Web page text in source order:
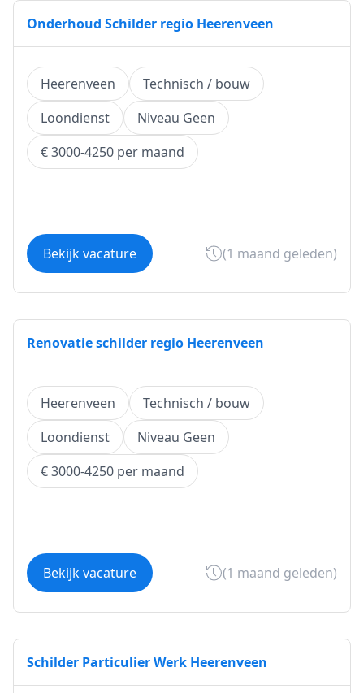
Onderhoud Schilder regio Heerenveen
Heerenveen
Technisch / bouw
Loondienst
Niveau Geen
€ 3000-4250 per maand
Bekijk vacature (1 maand geleden)
Renovatie schilder regio Heerenveen
Heerenveen
Technisch / bouw
Loondienst
Niveau Geen
€ 3000-4250 per maand
Bekijk vacature (1 maand geleden)
Schilder Particulier Werk Heerenveen